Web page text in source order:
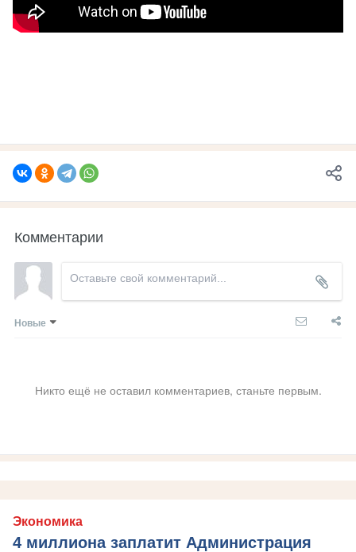
Комментарии
Новые
Никто ещё не оставил комментариев, станьте первым.
Экономика
4 миллиона заплатит Администрация